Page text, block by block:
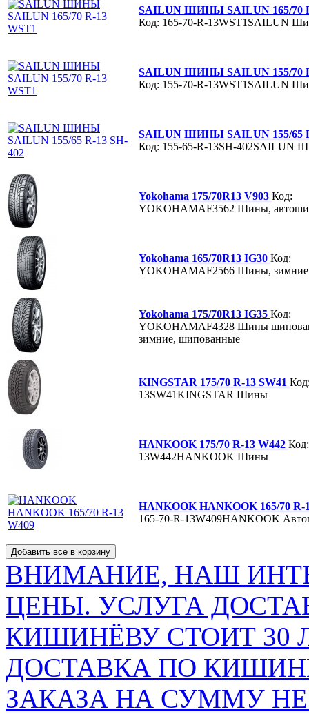
SAILUN ШИНЫ SAILUN 165/70
Код: 165-70-R-13WST1SAILUN
SAILUN ШИНЫ SAILUN 155/70
Код: 155-70-R-13WST1SAILUN
SAILUN ШИНЫ SAILUN 155/65
Код: 155-65-R-13SH-402SAILUN
Yokohama 175/70R13 V903 Код:
YOKOHAMAF3562 Шины,
Yokohama 165/70R13 IG30 Код:
YOKOHAMAF2566 Шины, зимние
Yokohama 175/70R13 IG35 Код:
YOKOHAMAF4328 Шины
зимние, шипованные
KINGSTAR 175/70 R-13 SW41
13SW41KINGSTAR Шины
HANKOOK 175/70 R-13 W442
13W442HANKOOK Шины
HANKOOK HANKOOK 165/70 R-
165-70-R-13W409HANKOOK
ВНИМАНИЕ, НАШ
ЦЕНЫ. УСЛУГА
КИШИНЁВУ СТОИТ 30
ДОСТАВКА ПО
ЗАКАЗА НА СУММУ НЕ